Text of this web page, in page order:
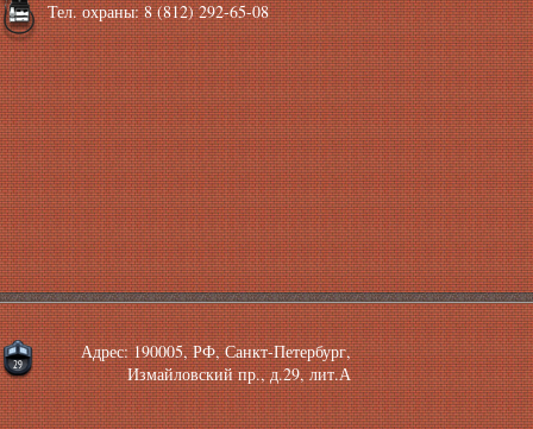
Тел. охраны: 8 (812) 292-65-08
Адрес: 190005, РФ, Санкт-Петербург,
Измайловский пр., д.29, лит.А